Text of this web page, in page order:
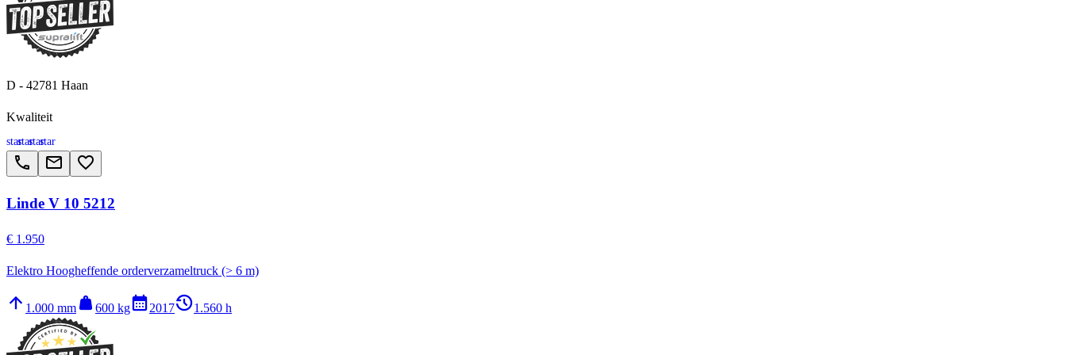
D - 42781 Haan
Kwaliteit
starstarstarstar
call email favorite_border
Linde V 10 5212
€ 1.950
Elektro Hoogheffende orderverzameltruck (> 6 m)
arrow_upward 1.000 mm weight 600 kgcalendar_month2017history_21.560 h